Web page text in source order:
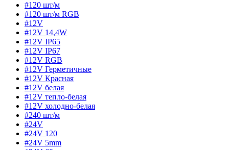
#120 шт/м
#120 шт/м RGB
#12V
#12V 14,4W
#12V IP65
#12V IP67
#12V RGB
#12V Герметичные
#12V Красная
#12V белая
#12V тепло-белая
#12V холодно-белая
#240 шт/м
#24V
#24V 120
#24V 5mm